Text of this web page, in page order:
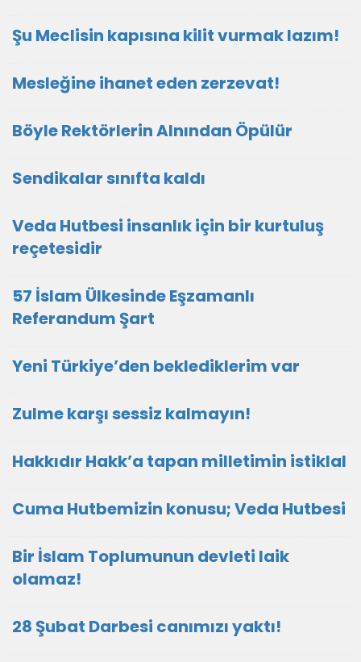
Şu Meclisin kapısına kilit vurmak lazım!
Mesleğine ihanet eden zerzevat!
Böyle Rektörlerin Alnından Öpülür
Sendikalar sınıfta kaldı
Veda Hutbesi insanlık için bir kurtuluş
reçetesidir
57 İslam Ülkesinde Eşzamanlı
Referandum Şart
Yeni Türkiye’den beklediklerim var
Zulme karşı sessiz kalmayın!
Hakkıdır Hakk’a tapan milletimin istiklal
Cuma Hutbemizin konusu; Veda Hutbesi
Bir İslam Toplumunun devleti laik
olamaz!
28 Şubat Darbesi canımızı yaktı!